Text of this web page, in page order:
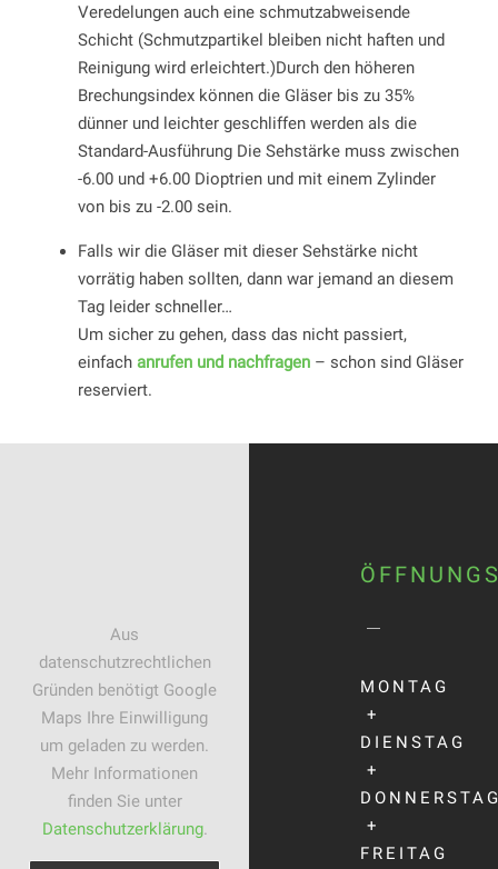
Veredelungen auch eine schmutzabweisende
Schicht (Schmutzpartikel bleiben nicht haften und
Reinigung wird erleichtert.)Durch den höheren
Brechungsindex können die Gläser bis zu 35%
dünner und leichter geschliffen werden als die
Standard-Ausführung Die Sehstärke muss zwischen
-6.00 und +6.00 Dioptrien und mit einem Zylinder
von bis zu -2.00 sein.
Falls wir die Gläser mit dieser Sehstärke nicht
vorrätig haben sollten, dann war jemand an diesem
Tag leider schneller…
Um sicher zu gehen, dass das nicht passiert,
einfach anrufen und nachfragen– schon sind Gläser
reserviert.
Aus
datenschutzrechtlichen
Gründen benötigt Google
Maps Ihre Einwilligung
um geladen zu werden.
Mehr Informationen
finden Sie unter
Datenschutzerklärung.
MONTAG
+
DIENSTAG
+
+
FREITAG